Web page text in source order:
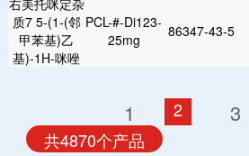
右美托咪定杂
质7 5-(1-(邻
甲苯基)乙
基)-1H-咪唑
PCL-#-Di123-
25mg
86347-43-5
1 2 3
共4870个产品